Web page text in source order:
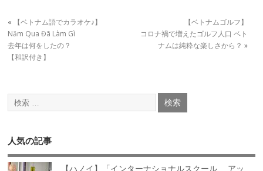
«
【ベトナム語でカラオケ♪】
Năm Qua Đã Làm Gì
去年は何をしたの？
【和訳付き】
【ベトナムゴルフ】
コロナ禍で増えたゴルフ人口 ベト
ナムは純粋な楽しさから？ »
人気の記事
【ハノイ】「インターナショナルスクール アッ